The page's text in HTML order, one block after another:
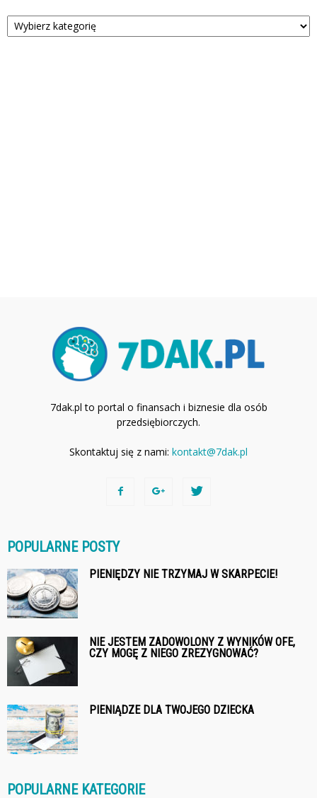
Kategorie
7dak.pl to portal o finansach i biznesie dla osób
przedsiębiorczych.
Skontaktuj się z nami: kontakt@7dak.pl
POPULARNE POSTY
PIENIĘDZY NIE TRZYMAJ W SKARPECIE!
NIE JESTEM ZADOWOLONY Z WYNIKÓW OFE,
CZY MOGĘ Z NIEGO ZREZYGNOWAĆ?
PIENIĄDZE DLA TWOJEGO DZIECKA
POPULARNE KATEGORIE